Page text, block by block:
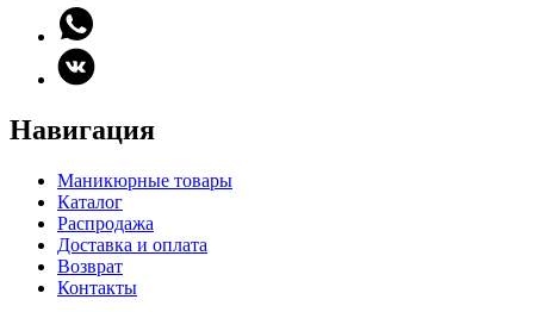
Навигация
Маникюрные товары
Каталог
Распродажа
Доставка и оплата
Возврат
Контакты